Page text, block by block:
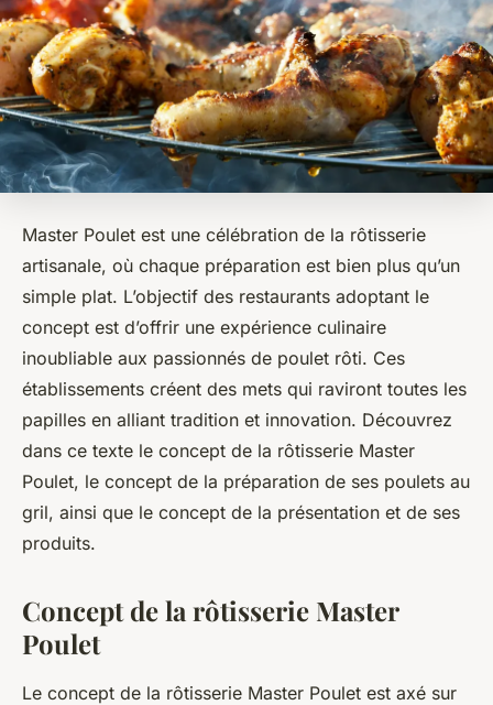
Master Poulet est une célébration de la rôtisserie
artisanale, où chaque préparation est bien plus qu’un
simple plat. L’objectif des restaurants adoptant le
concept est d’offrir une expérience culinaire
inoubliable aux passionnés de poulet rôti. Ces
établissements créent des mets qui raviront toutes les
papilles en alliant tradition et innovation. Découvrez
dans ce texte le concept de la rôtisserie Master
Poulet, le concept de la préparation de ses poulets au
gril, ainsi que le concept de la présentation et de ses
produits.
Concept de la rôtisserie Master
Poulet
Le concept de la rôtisserie Master Poulet est axé sur